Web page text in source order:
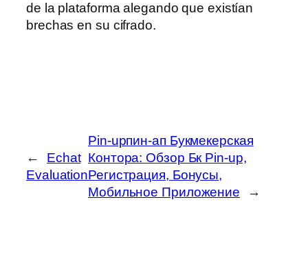
de la plataforma alegando que existían
brechas en su cifrado.
←
Echat
Evaluation
Pin-upпин-ап Букмекерская
Контора: Обзор Бк Pin-up,
Регистрация, Бонусы,
Мобильное Приложение
→